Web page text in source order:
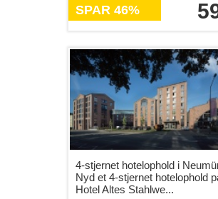
SPAR 46%
4-stjernet hotelophold i
Nyd et 4-stjernet hotelophold
Hotel Altes Stahlwe...